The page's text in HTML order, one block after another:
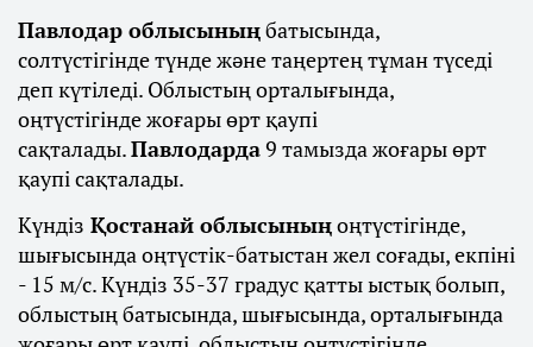
Павлодар облысыныңбатысында,
солтүстігінде түнде және таңертең тұман түседі
деп күтіледі. Облыстың орталығында,
оңтүстігінде жоғары өрт қаупі
сақталады.Павлодарда9 тамызда жоғары өрт
қаупі сақталады.
Күндіз Қостанай облысыныңоңтүстігінде,
шығысында оңтүстік-батыстан жел соғады, екпіні
- 15 м/с. Күндіз 35-37 градус қатты ыстық болып,
облыстың батысында, шығысында, орталығында